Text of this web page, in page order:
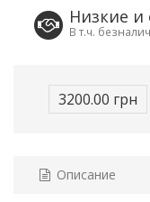
Низкие
В т.ч.
3200.00 грн
Описание